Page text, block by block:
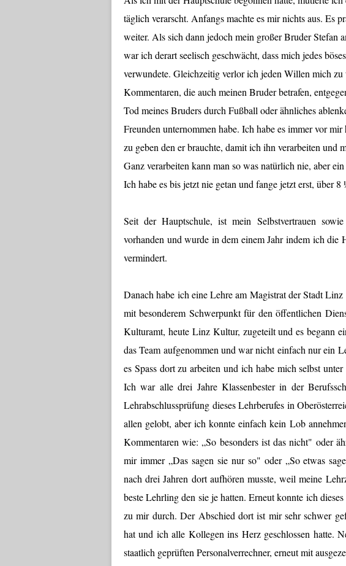
täglich verarscht. Anfangs machte es mir nichts aus. Es
weiter. Als sich dann jedoch mein großer Bruder Stefan
war ich derart seelisch geschwächt, dass mich jedes
verwundete. Gleichzeitig verlor ich jeden Willen mich zu
Kommentaren, die auch meinen Bruder betrafen,
Tod meines Bruders durch Fußball oder ähnliches
Freunden unternommen habe. Ich habe es immer vor
zu geben den er brauchte, damit ich ihn verarbeiten und
Ganz verarbeiten kann man so was natürlich nie, aber
Ich habe es bis jetzt nie getan und fange jetzt erst, über 8
Seit der Hauptschule, ist mein Selbstvertrauen
vorhanden und wurde in dem einem Jahr indem ich
vermindert.
Danach habe ich eine Lehre am Magistrat der Stadt
mit besonderem Schwerpunkt für den öffentlichen
Kulturamt, heute Linz Kultur, zugeteilt und es begann
das Team aufgenommen und war nicht einfach nur ein
es Spass dort zu arbeiten und ich habe mich selbst
Ich war alle drei Jahre Klassenbester in der
Lehrabschlussprüfung dieses Lehrberufes in
allen gelobt, aber ich konnte einfach kein Lob
Kommentaren wie: „So besonders ist das nicht" oder
mir immer „Das sagen sie nur so" oder „So etwas
nach drei Jahren dort aufhören musste, weil meine
beste Lehrling den sie je hatten. Erneut konnte ich
zu mir durch. Der Abschied dort ist mir sehr schwer
hat und ich alle Kollegen ins Herz geschlossen hatte.
staatlich geprüften Personalverrechner, erneut mit